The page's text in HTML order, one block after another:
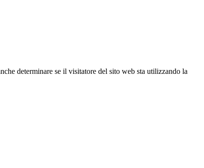
determinare se il visitatore del sito web sta utilizzando la